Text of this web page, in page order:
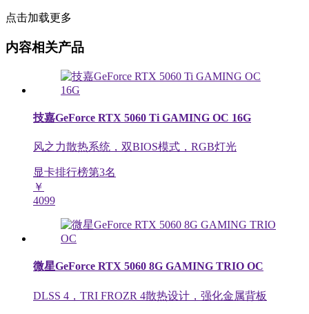
点击加载更多
内容相关产品
技嘉GeForce RTX 5060 Ti GAMING OC 16G
风之力散热系统，双BIOS模式，RGB灯光
显卡排行榜第3名
￥
4099
微星GeForce RTX 5060 8G GAMING TRIO OC
DLSS 4，TRI FROZR 4散热设计，强化金属背板